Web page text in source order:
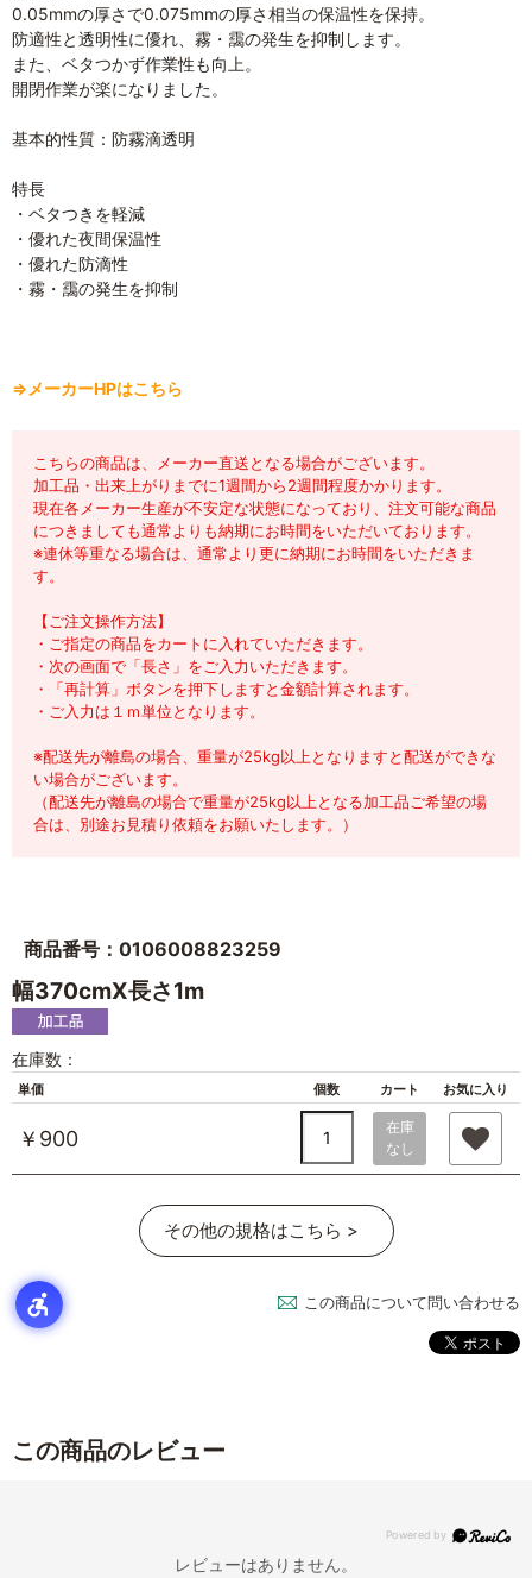
0.05mmの厚さで0.075mmの厚さ相当の保温性を保持。
防適性と透明性に優れ、霧・靄の発生を抑制します。
また、ベタつかず作業性も向上。
開閉作業が楽になりました。
基本的性質：防霧滴透明
特長
・ベタつきを軽減
・優れた夜間保温性
・優れた防滴性
・霧・靄の発生を抑制
⇒メーカーHPはこちら
こちらの商品は、メーカー直送となる場合がございます。
加工品・出来上がりまでに1週間から2週間程度かかります。
現在各メーカー生産が不安定な状態になっており、注文可能な商品
につきましても通常よりも納期にお時間をいただいております。
※連休等重なる場合は、通常より更に納期にお時間をいただきま
す。
【ご注文操作方法】
・ご指定の商品をカートに入れていただきます。
・次の画面で「長さ」をご入力いただきます。
・「再計算」ボタンを押下しますと金額計算されます。
・ご入力は１ｍ単位となります。
※配送先が離島の場合、重量が25kg以上となりますと配送ができな
い場合がございます。
（配送先が離島の場合で重量が25kg以上となる加工品ご希望の場
合は、別途お見積り依頼をお願いたします。）
商品番号：0106008823259
幅370cmX長さ1m
在庫数：
単価 個数 カート お気に入り
￥900
在庫
なし
その他の規格はこちら >
この商品について問い合わせる
この商品のレビュー
レビューはありません。